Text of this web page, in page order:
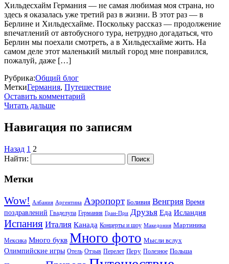
Хильдесхайм Германия — не самая любимая моя страна, но
здесь я оказалась уже третий раз в жизни. В этот раз — в
Берлине и Хильдесхайме. Поскольку рассказ — продолжение
впечатлений от автобусного тура, нетрудно догадаться, что
Берлин мы поехали смотреть, а в Хильдесхайме жить. На
самом деле этот маленький милый город мне понравился,
пожалуй, даже […]
Рубрика:Общий блог
МеткиГермания, Путешествие
Оставить комментарий
Читать дальше
Навигация по записям
Назад 1 2
Найти:
Метки
Wow! Албания Аргентина Аэропорт Боливия Венгрия Время
поздравлений Гваделупа Германия Гран-При Друзья Еда Исландия
Испания Италия Канада Концерты и шоу Македония Мартиника
Мексика Много букв Много фото Мысли вслух
Олимпийские игры Отель Отзыв Перелет Перу Полезное Польша